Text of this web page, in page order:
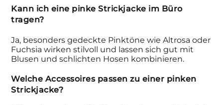
Kann ich eine pinke Strickjacke im Büro
tragen?
Ja, besonders gedeckte Pinktöne wie Altrosa oder
Fuchsia wirken stilvoll und lassen sich gut mit
Blusen und schlichten Hosen kombinieren.
Welche Accessoires passen zu einer pinken
Strickjacke?